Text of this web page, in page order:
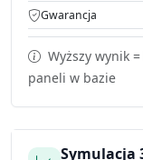
Gwarancja
Wyższy wynik
paneli w bazie
Symulacja